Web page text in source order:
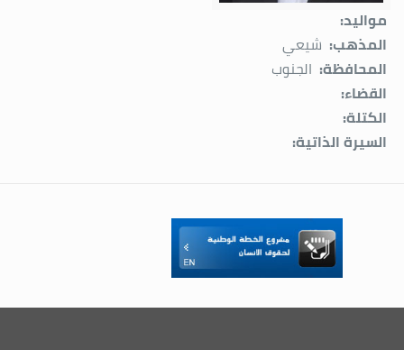
مواليد:
المذهب: شيعي
المحافظة: الجنوب
القضاء:
الكتلة:
السيرة الذاتية: